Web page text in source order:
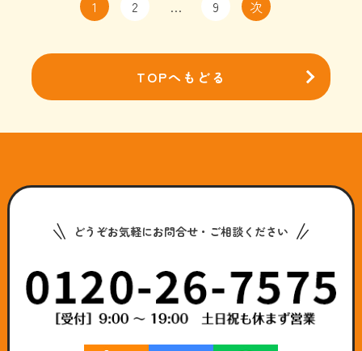
1 2 … 9 次
TOPへもどる
どうぞお気軽にお問合せ・ご相談ください